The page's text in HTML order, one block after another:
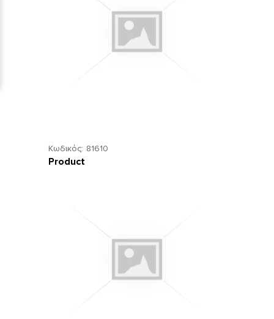
Κωδικός: 81610
Product